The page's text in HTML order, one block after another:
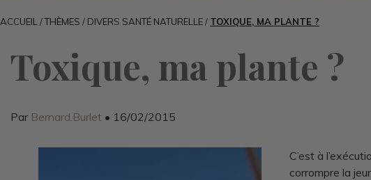
ACCUEIL /THÈMES / DIVERS SANTÉ NATURELLE/ TOXIQUE, MA PLANTE ?
Toxique, ma plante ?
Par Bernard.Burlet • 16/02/2015
C’est à
corrompre la